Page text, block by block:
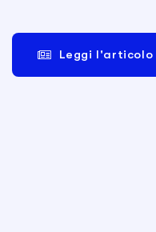
Leggi l'articolo